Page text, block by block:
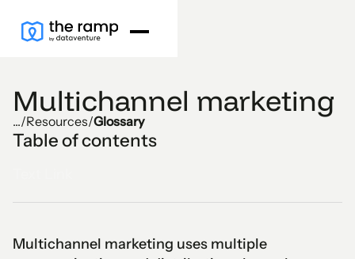
Multichannel marketing
.../Resources/Glossary
Table of contents
Multichannel marketing uses multiple